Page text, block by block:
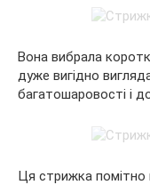
Вона вибрала
дуже вигідно
багатошаровості і
Ця стрижка помітно